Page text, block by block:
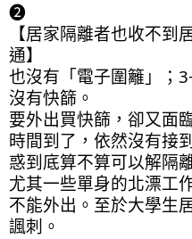
❷
【居家隔離者也收不到
通】
也沒有「電子圍籬」；
沒有快篩。
要外出買快篩，卻又面
時間到了，依然沒有接
惑到底算不算可以解隔
尤其一些單身的北漂工
不能外出。至於大學生
諷刺。